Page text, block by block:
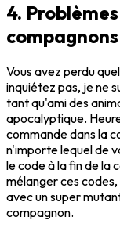
4.
compagnons
Vous avez perdu
inquiétez pas, je ne
tant qu'ami des
apocalyptique.
commande dans la
n'importe lequel de
le code à la fin de la
mélanger ces
avec un super
compagnon.